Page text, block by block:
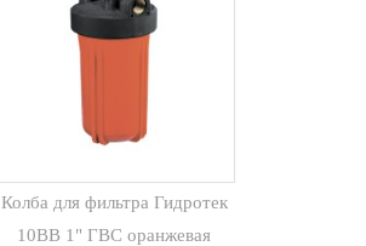
Колба для фильтра Гидротек
10BB 1" ГВС оранжевая